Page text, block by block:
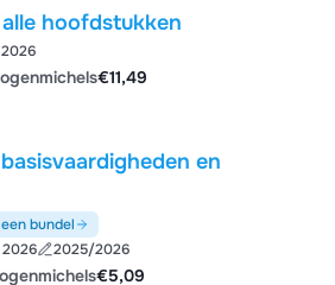
hoofdstukken
€11,49
en
bundel
2026 2025/2026
€5,09